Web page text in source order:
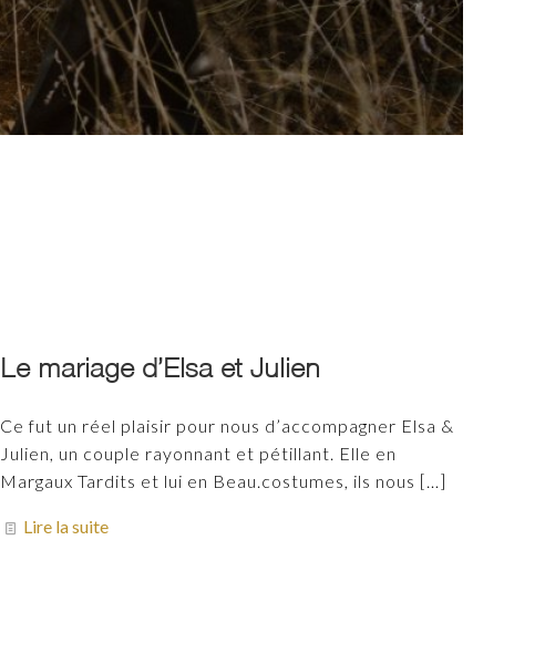
Le mariage d’Elsa et Julien
Ce fut un réel plaisir pour nous d’accompagner Elsa &
Julien, un couple rayonnant et pétillant. Elle en
Margaux Tardits et lui en Beau.costumes, ils nous […]
Lire la suite